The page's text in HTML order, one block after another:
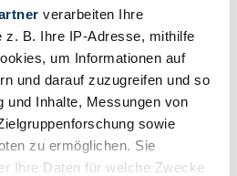
verarbeiten Ihre
z. B. Ihre IP-Adresse, mithilfe
um Informationen auf
und darauf zuzugreifen und so
und Inhalte, Messungen von
sowie
zu ermöglichen. Sie
Ihre Daten für welche Zwecke